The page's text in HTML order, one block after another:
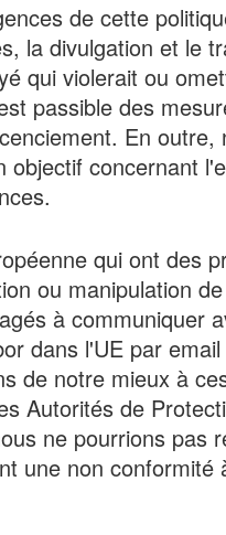
de cette
la divulgation et le
qui violerait ou
passible des
En outre,
concernant
qui ont des
ou manipulation
à communiquer
dans l'UE par
de notre mieux à
Autorités de
ne pourrions pas
une non conformité